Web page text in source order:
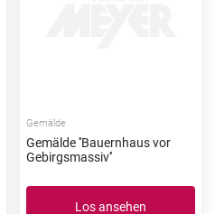
Gemälde
Gemälde ''Bauernhaus vor
Gebirgsmassiv''
Los ansehen